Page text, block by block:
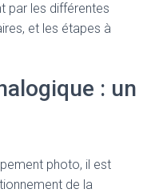
par les différentes
et les étapes à
: un
photo, il est
de la